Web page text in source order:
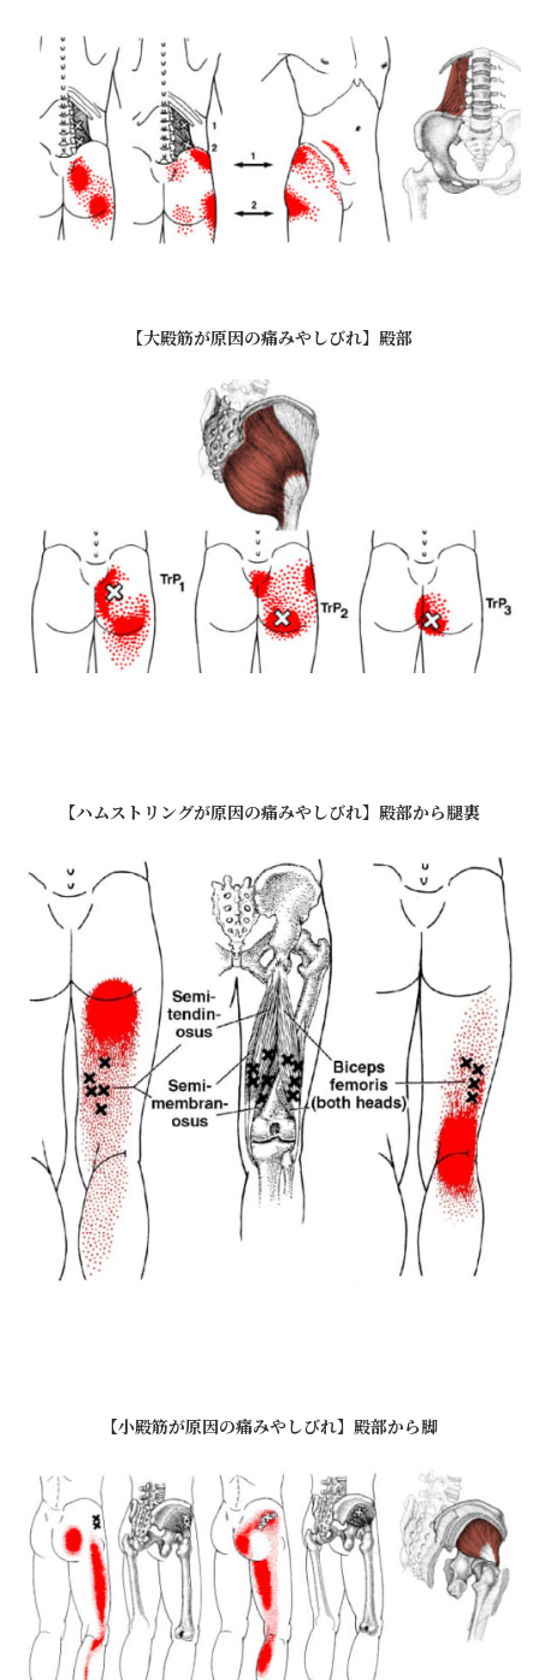
【大殿筋が原因の痛みやしびれ】殿部
【ハムストリングが原因の痛みやしびれ】殿部から腿裏
【小殿筋が原因の痛みやしびれ】殿部から脚